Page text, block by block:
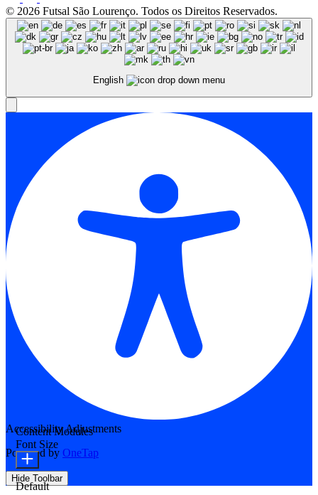
© 2026 Futsal São Lourenço. Todos os Direitos Reservados.
English
Accessibility Adjustments
Powered by OneTap
Hide Toolbar
Content Modules
Font Size
Default